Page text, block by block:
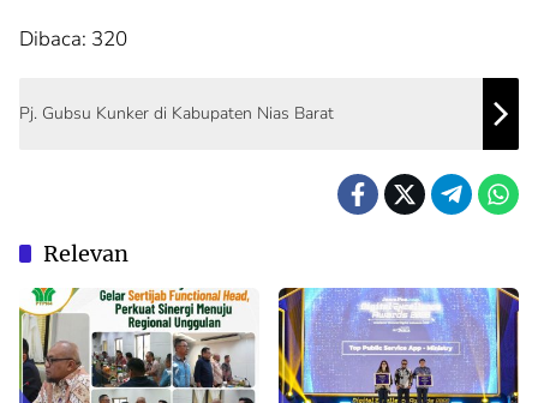
Dibaca: 320
Pj. Gubsu Kunker di Kabupaten Nias Barat
Relevan